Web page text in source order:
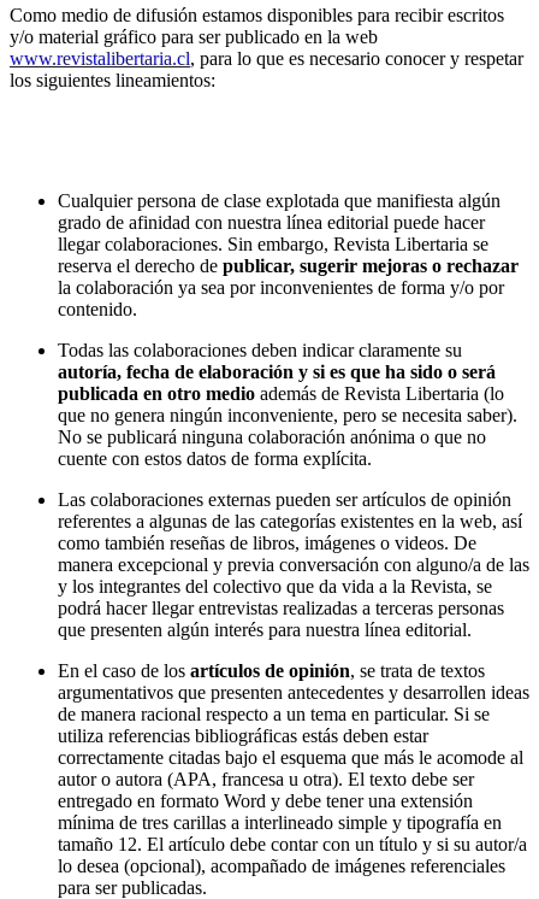
Como medio de difusión estamos disponibles para recibir escritos
y/o material gráfico para ser publicado en la web
www.revistalibertaria.cl, para lo que es necesario conocer y respetar
los siguientes lineamientos:
Cualquier persona de clase explotada que manifiesta algún
grado de afinidad con nuestra línea editorial puede hacer
llegar colaboraciones. Sin embargo, Revista Libertaria se
reserva el derecho de publicar, sugerir mejoras o rechazar
la colaboración ya sea por inconvenientes de forma y/o por
contenido.
Todas las colaboraciones deben indicar claramente su
autoría, fecha de elaboración y si es que ha sido o será
publicada en otro medio además de Revista Libertaria (lo
que no genera ningún inconveniente, pero se necesita saber).
No se publicará ninguna colaboración anónima o que no
cuente con estos datos de forma explícita.
Las colaboraciones externas pueden ser artículos de opinión
referentes a algunas de las categorías existentes en la web, así
como también reseñas de libros, imágenes o videos. De
manera excepcional y previa conversación con alguno/a de las
y los integrantes del colectivo que da vida a la Revista, se
podrá hacer llegar entrevistas realizadas a terceras personas
que presenten algún interés para nuestra línea editorial.
En el caso de los artículos de opinión, se trata de textos
argumentativos que presenten antecedentes y desarrollen ideas
de manera racional respecto a un tema en particular. Si se
utiliza referencias bibliográficas estás deben estar
correctamente citadas bajo el esquema que más le acomode al
autor o autora (APA, francesa u otra). El texto debe ser
entregado en formato Word y debe tener una extensión
mínima de tres carillas a interlineado simple y tipografía en
tamaño 12. El artículo debe contar con un título y si su autor/a
lo desea (opcional), acompañado de imágenes referenciales
para ser publicadas.